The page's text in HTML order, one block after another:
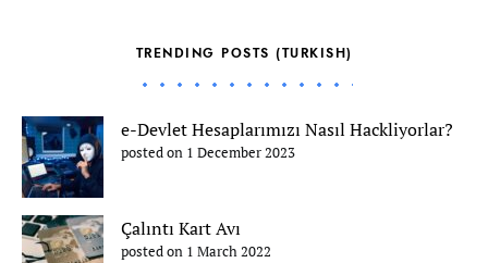
TRENDING POSTS (TURKISH)
e-Devlet Hesaplarımızı Nasıl Hackliyorlar?
posted on 1 December 2023
Çalıntı Kart Avı
posted on 1 March 2022